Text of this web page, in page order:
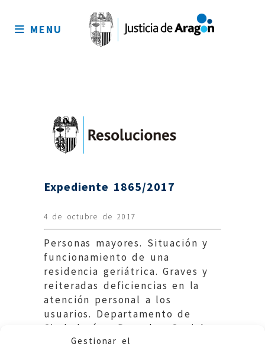
Gestionar el
sitio
MENU
Expediente 1865/2017
4 de octubre de 2017
Personas mayores. Situación y
funcionamiento de una
residencia geriátrica. Graves y
reiteradas deficiencias en la
atención personal a los
usuarios. Departamento de
Ciudadanía y Derechos Sociales.